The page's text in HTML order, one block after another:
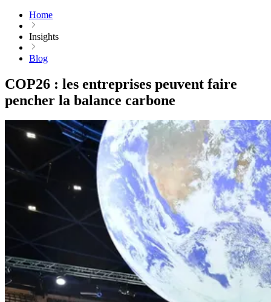
Home
Insights
Blog
COP26 : les entreprises peuvent faire
pencher la balance carbone